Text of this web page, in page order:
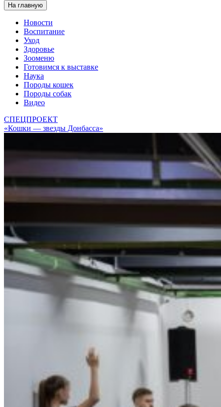
На главную
Новости
Воспитание
Уход
Здоровье
Зооменю
Готовимся к выставке
Наука
Породы кошек
Породы собак
Видео
СПЕЦПРОЕКТ
«Кошки — звезды Донбасса»